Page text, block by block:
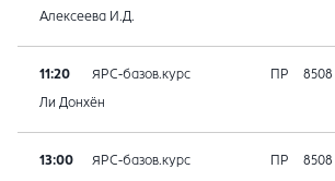
Алексеева И.Д.
11:20 ЯРС-базов.курс ПР 8508
Ли Донхён
13:00 ЯРС-базов.курс ПР 8508